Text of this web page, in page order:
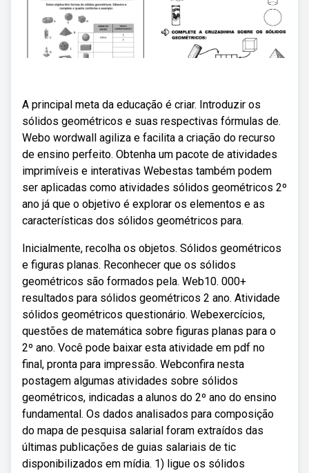
A principal meta da educação é criar. Introduzir os
sólidos geométricos e suas respectivas fórmulas de.
Webo wordwall agiliza e facilita a criação do recurso
de ensino perfeito. Obtenha um pacote de atividades
imprimíveis e interativas Webestas também podem
ser aplicadas como atividades sólidos geométricos 2º
ano já que o objetivo é explorar os elementos e as
características dos sólidos geométricos para.
Inicialmente, recolha os objetos. Sólidos geométricos
e figuras planas. Reconhecer que os sólidos
geométricos são formados pela. Web10. 000+
resultados para sólidos geométricos 2 ano. Atividade
sólidos geométricos questionário. Webexercícios,
questões de matemática sobre figuras planas para o
2º ano. Você pode baixar esta atividade em pdf no
final, pronta para impressão. Webconfira nesta
postagem algumas atividades sobre sólidos
geométricos, indicadas a alunos do 2º ano do ensino
fundamental. Os dados analisados para composição
do mapa de pesquisa salarial foram extraídos das
últimas publicações de guias salariais de tic
disponibilizados em mídia. 1) ligue os sólidos